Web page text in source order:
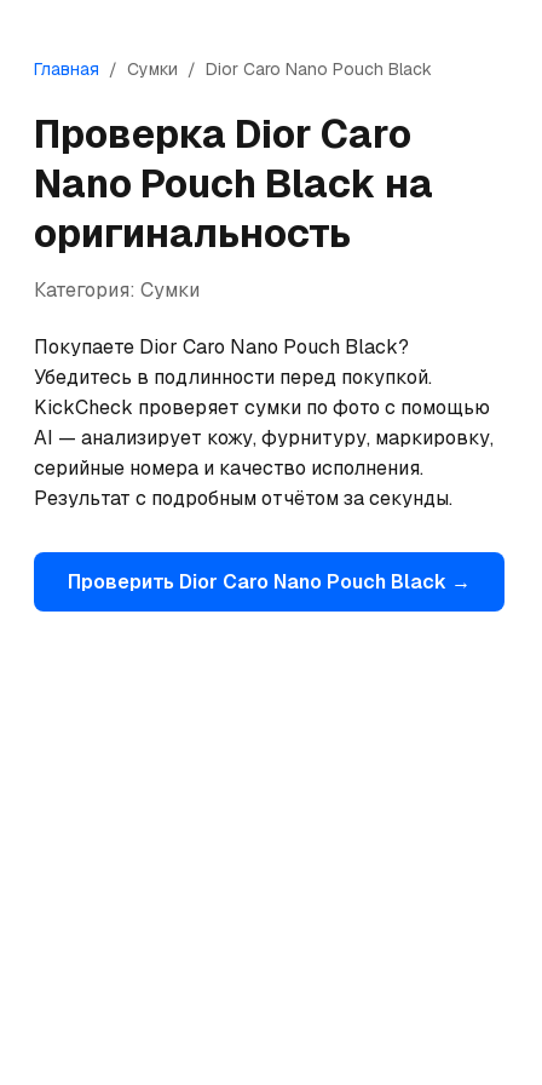
Главная / Сумки / Dior Caro Nano Pouch Black
Проверка Dior Caro
Nano Pouch Black на
оригинальность
Категория: Сумки
Покупаете Dior Caro Nano Pouch Black?
Убедитесь в подлинности перед покупкой.
KickCheck проверяет сумки по фото с помощью
AI — анализирует кожу, фурнитуру, маркировку,
серийные номера и качество исполнения.
Результат с подробным отчётом за секунды.
Проверить Dior Caro Nano Pouch Black →